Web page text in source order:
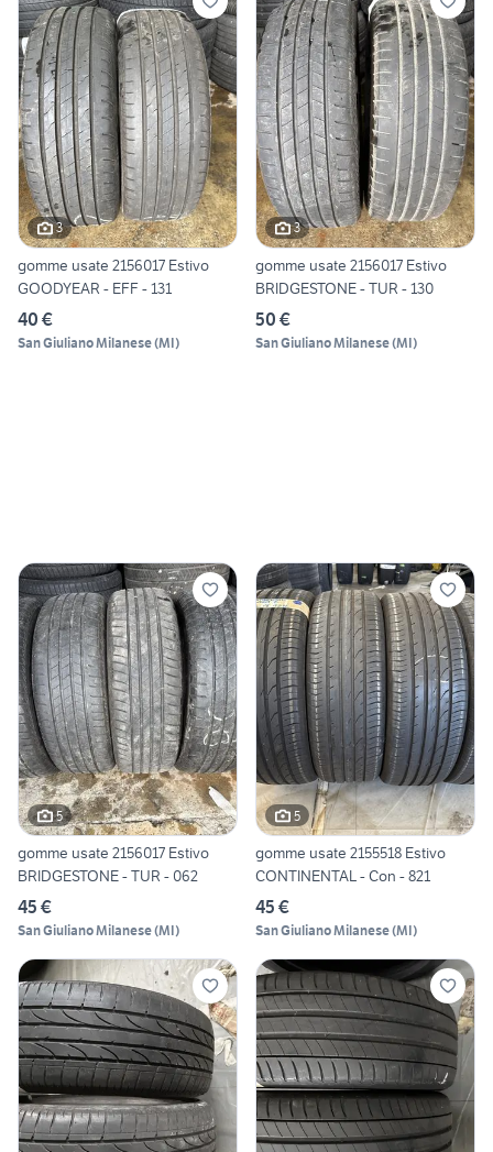
3
gomme usate 2156017 Estivo
GOODYEAR - EFF - 131
40 €
San Giuliano Milanese(MI)
3
gomme usate 2156017 Estivo
BRIDGESTONE - TUR - 130
50 €
San Giuliano Milanese(MI)
5
gomme usate 2156017 Estivo
BRIDGESTONE - TUR - 062
45 €
San Giuliano Milanese(MI)
5
gomme usate 2155518 Estivo
CONTINENTAL - Con - 821
45 €
San Giuliano Milanese(MI)